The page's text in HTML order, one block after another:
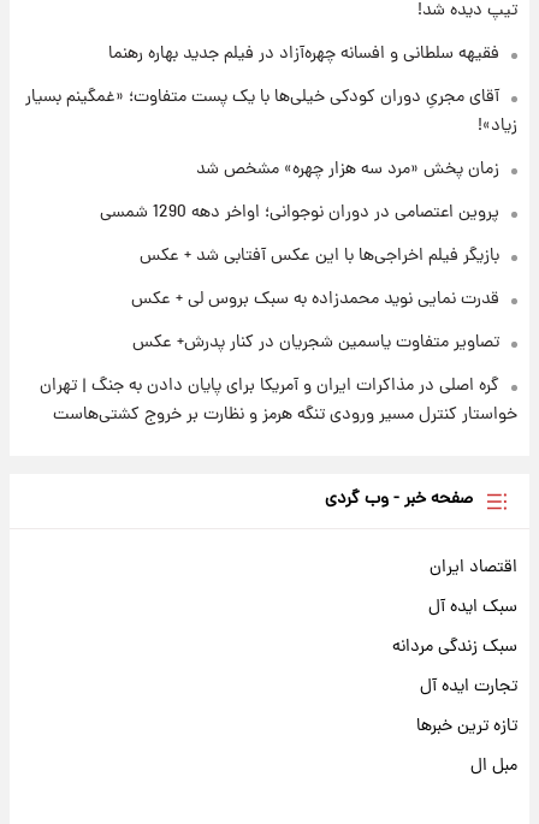
علی مطهری: اجرای کامل تفاهم‌نامه اسلام‌آباد،
تیپ دیده شد!
فقیهه سلطانی و افسانه چهره‌آزاد در فیلم جدید بهاره رهنما
آقای مجریِ دوران کودکی خیلی‌ها با یک پست متفاوت؛ «غمگینم بسیار
زیاد»!
زمان پخش «مرد سه هزار چهره» مشخص شد
پروین اعتصامی در دوران نوجوانی؛ اواخر دهه 1290 شمسی
بازیگر فیلم اخراجی‌ها با این عکس آفتابی شد + عکس
قدرت نمایی نوید محمدزاده به سبک بروس لی + عکس
تصاویر متفاوت یاسمین شجریان در کنار پدرش+ عکس
گره اصلی در مذاکرات ایران و آمریکا برای پایان دادن به جنگ | تهران
خواستار کنترل مسیر ورودی تنگه هرمز و نظارت بر خروج کشتی‌هاست
صفحه خبر - وب گردی
اقتصاد ایران
سبک ایده آل
سبک زندگی مردانه
تجارت ایده آل
تازه ترین خبرها
مبل ال